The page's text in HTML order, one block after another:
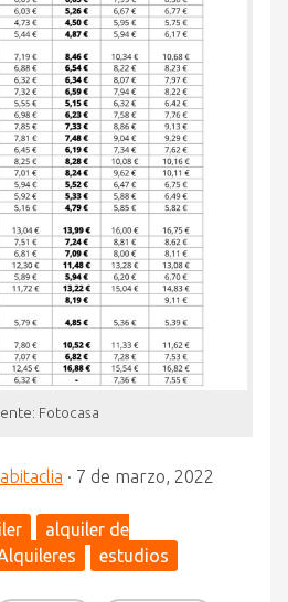
Fotocasa
· 7 de marzo, 2022
alquiler de
estudios